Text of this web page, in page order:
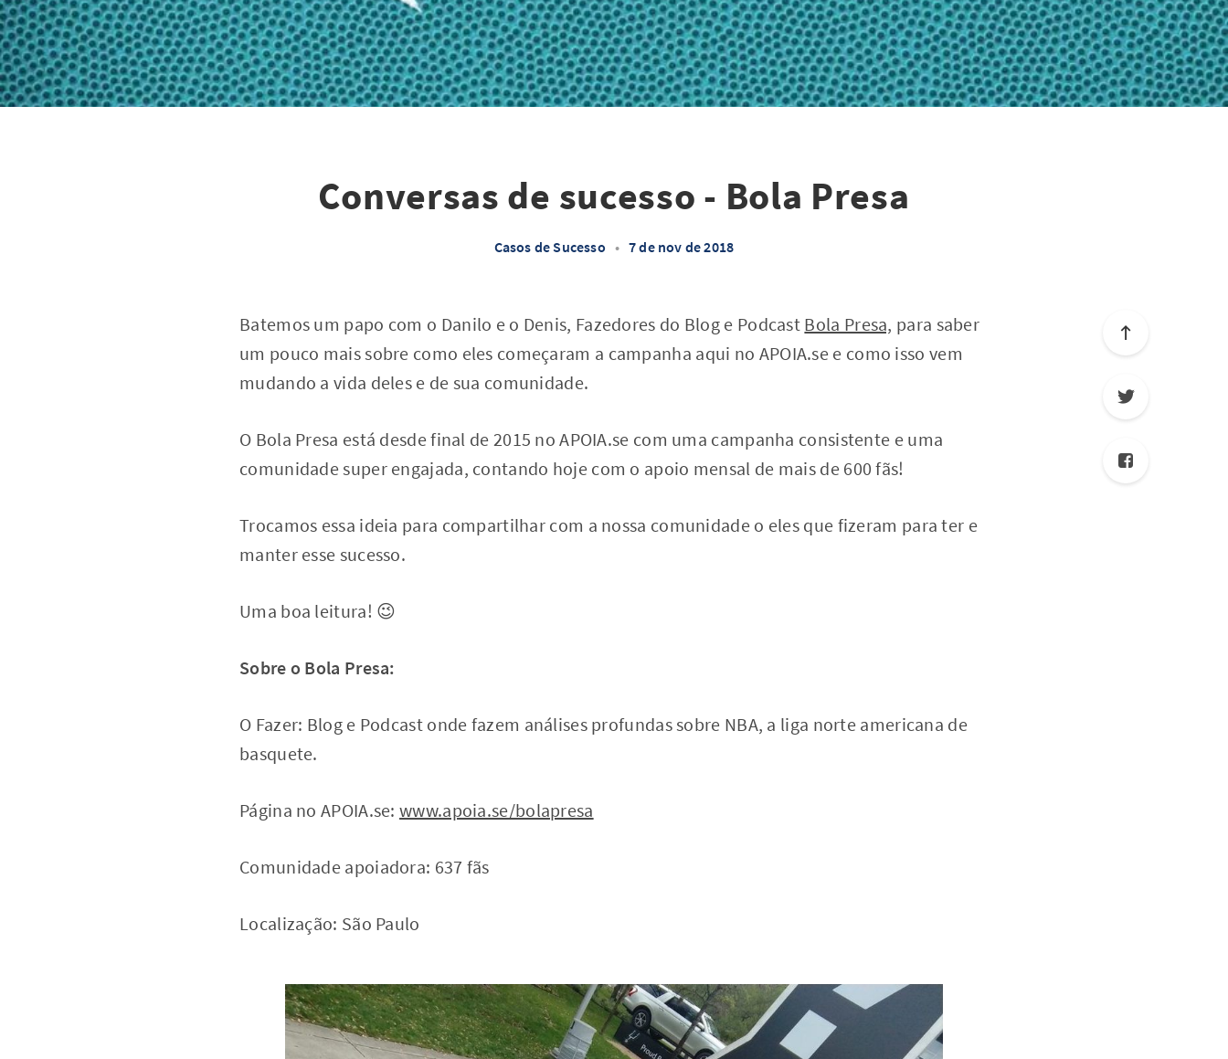
Conversas de sucesso - Bola Presa
Casos de Sucesso • 7 de nov de 2018
Batemos um papo com o Danilo e o Denis, Fazedores do Blog e Podcast Bola Presa, para saber
um pouco mais sobre como eles começaram a campanha aqui no APOIA.se e como isso vem
mudando a vida deles e de sua comunidade.
O Bola Presa está desde final de 2015 no APOIA.se com uma campanha consistente e uma
comunidade super engajada, contando hoje com o apoio mensal de mais de 600 fãs!
Trocamos essa ideia para compartilhar com a nossa comunidade o eles que fizeram para ter e
manter esse sucesso.
Uma boa leitura! 😉
Sobre o Bola Presa:
O Fazer: Blog e Podcast onde fazem análises profundas sobre NBA, a liga norte americana de
basquete.
Página no APOIA.se:www.apoia.se/bolapresa
Comunidade apoiadora: 637 fãs
Localização: São Paulo